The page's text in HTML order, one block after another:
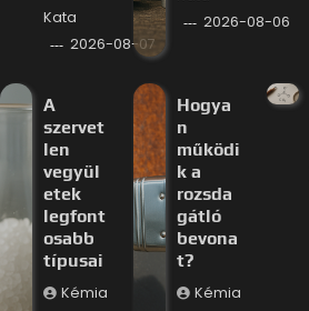
Kata
2026-08-07
2026-08-06
A
szervet
len
vegyül
etek
legfont
osabb
típusai
Kémia
Hogya
n
működi
k a
rozsda
gátló
bevona
t?
Kémia